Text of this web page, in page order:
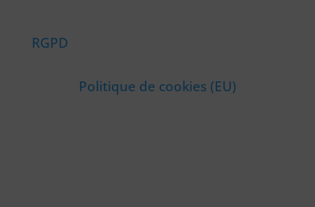
RGPD
Politique de cookies (EU)